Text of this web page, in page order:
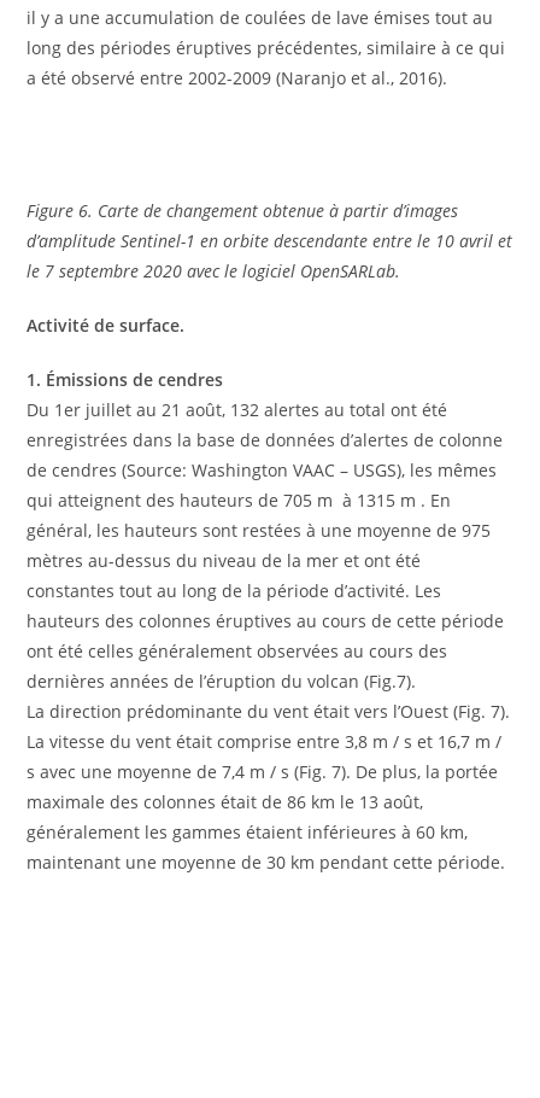
il y a une accumulation de coulées de lave émises tout au
long des périodes éruptives précédentes, similaire à ce qui
a été observé entre 2002-2009 (Naranjo et al., 2016).
Figure 6. Carte de changement obtenue à partir d’images
d’amplitude Sentinel-1 en orbite descendante entre le 10 avril et
le 7 septembre 2020 avec le logiciel OpenSARLab.
Activité de surface.
1. Émissions de cendres
Du 1er juillet au 21 août, 132 alertes au total ont été
enregistrées dans la base de données d’alertes de colonne
de cendres (Source: Washington VAAC – USGS), les mêmes
qui atteignent des hauteurs de 705 m à 1315 m . En
général, les hauteurs sont restées à une moyenne de 975
mètres au-dessus du niveau de la mer et ont été
constantes tout au long de la période d’activité. Les
hauteurs des colonnes éruptives au cours de cette période
ont été celles généralement observées au cours des
dernières années de l’éruption du volcan (Fig.7).
La direction prédominante du vent était vers l’Ouest (Fig. 7).
La vitesse du vent était comprise entre 3,8 m / s et 16,7 m /
s avec une moyenne de 7,4 m / s (Fig. 7). De plus, la portée
maximale des colonnes était de 86 km le 13 août,
généralement les gammes étaient inférieures à 60 km,
maintenant une moyenne de 30 km pendant cette période.